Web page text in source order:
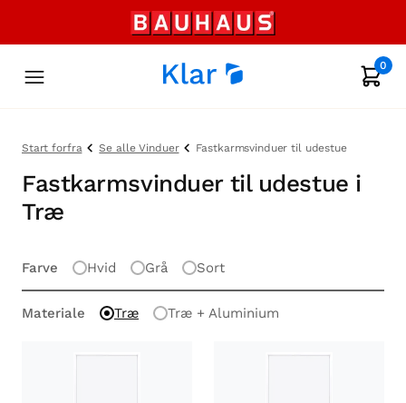
0
Start forfra Se alle Vinduer Fastkarmsvinduer til udestue
Fastkarmsvinduer til udestue i
Træ
Farve Hvid Grå Sort
Materiale Træ Træ + Aluminium